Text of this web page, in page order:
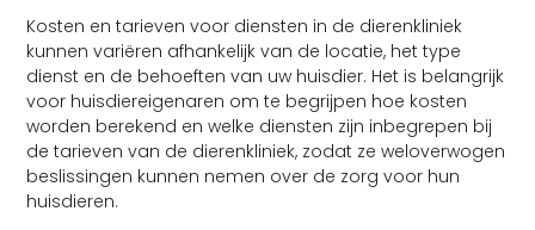
Kosten en tarieven voor diensten in de dierenkliniek
kunnen variëren afhankelijk van de locatie, het type
dienst en de behoeften van uw huisdier. Het is belangrijk
voor huisdiereigenaren om te begrijpen hoe kosten
worden berekend en welke diensten zijn inbegrepen bij
de tarieven van de dierenkliniek, zodat ze weloverwogen
beslissingen kunnen nemen over de zorg voor hun
huisdieren.